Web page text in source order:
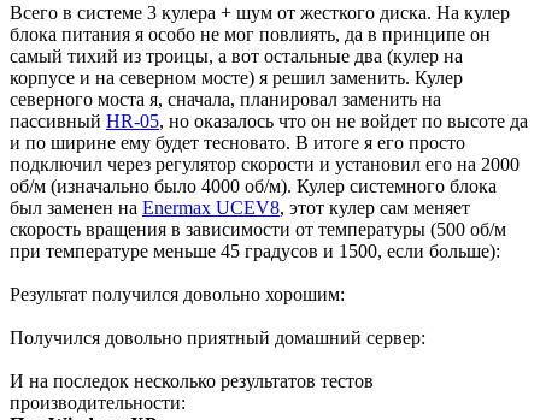
Всего в системе 3 кулера + шум от жесткого диска. На кулер
блока питания я особо не мог повлиять, да в принципе он
самый тихий из троицы, а вот остальные два (кулер на
корпусе и на северном мосте) я решил заменить. Кулер
северного моста я, сначала, планировал заменить на
пассивный HR-05, но оказалось что он не войдет по высоте да
и по ширине ему будет тесновато. В итоге я его просто
подключил через регулятор скорости и установил его на 2000
об/м (изначально было 4000 об/м). Кулер системного блока
был заменен на Enermax UCEV8, этот кулер сам меняет
скорость вращения в зависимости от температуры (500 об/м
при температуре меньше 45 градусов и 1500, если больше):
Результат получился довольно хорошим:
Получился довольно приятный домашний сервер:
И на последок несколько результатов тестов
производительности: